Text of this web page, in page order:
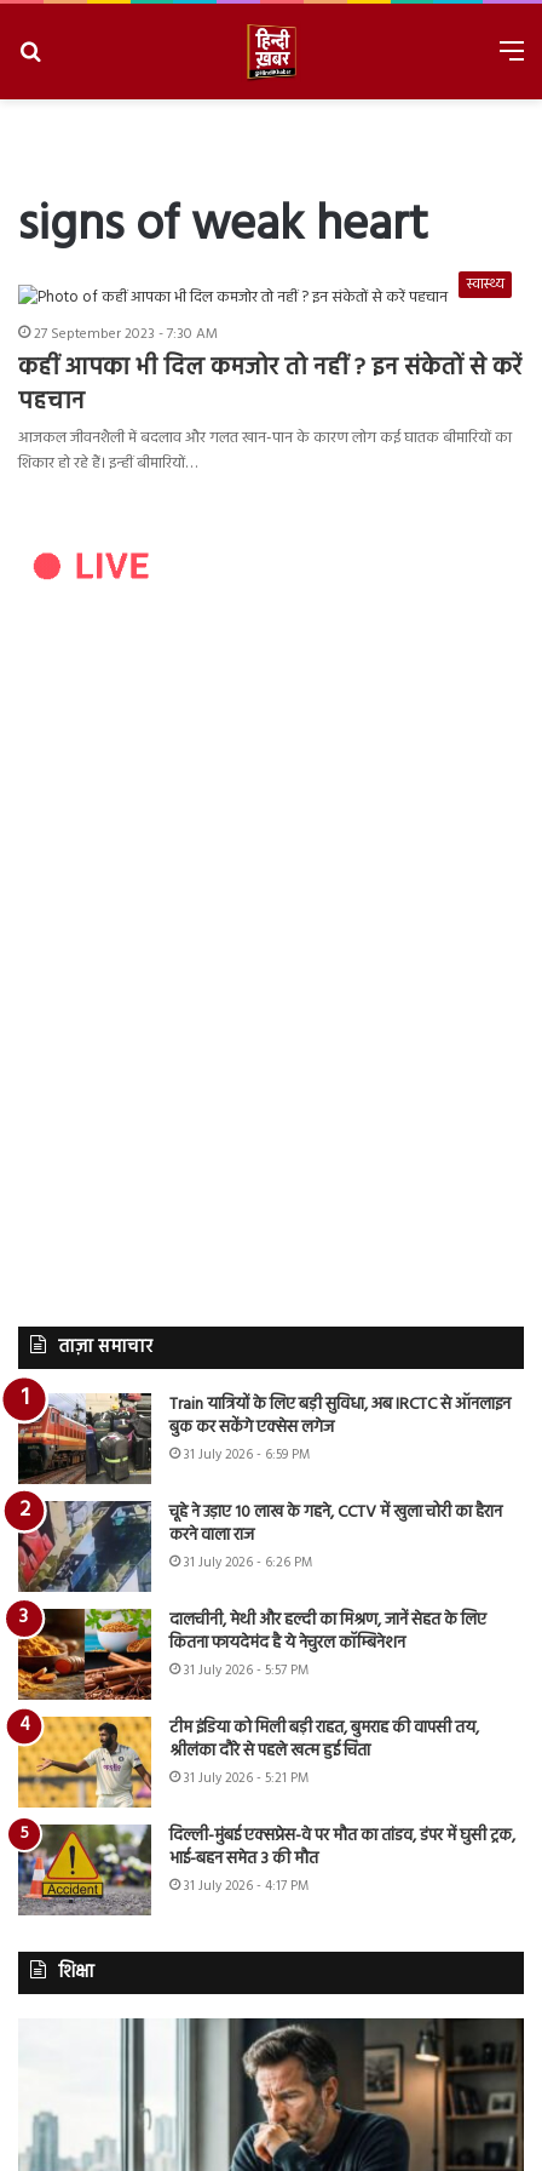
signs of weak heart
स्वास्थ्य
27 September 2023 - 7:30 AM
कहीं आपका भी दिल कमजोर तो नहीं ? इन संकेतों से करें
पहचान
आजकल जीवनशैली में बदलाव और गलत खान-पान के कारण लोग कई घातक बीमारियों का
शिकार हो रहे हैं। इन्हीं बीमारियों…
ताज़ा समाचार
Train यात्रियों के लिए बड़ी सुविधा, अब IRCTC से ऑनलाइन
बुक कर सकेंगे एक्सेस लगेज
31 July 2026 - 6:59 PM
चूहे ने उड़ाए 10 लाख के गहने, CCTV में खुला चोरी का हैरान
करने वाला राज
31 July 2026 - 6:26 PM
दालचीनी, मेथी और हल्दी का मिश्रण, जानें सेहत के लिए
कितना फायदेमंद है ये नेचुरल कॉम्बिनेशन
31 July 2026 - 5:57 PM
टीम इंडिया को मिली बड़ी राहत, बुमराह की वापसी तय,
श्रीलंका दौरे से पहले खत्म हुई चिंता
31 July 2026 - 5:21 PM
दिल्ली-मुंबई एक्सप्रेस-वे पर मौत का तांडव, डंपर में घुसी ट्रक,
भाई-बहन समेत 3 की मौत
31 July 2026 - 4:17 PM
शिक्षा